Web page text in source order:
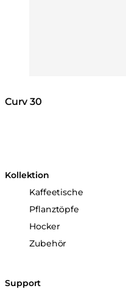
Curv 30
Kollektion
Kaffeetische
Pflanztöpfe
Hocker
Zubehör
Support